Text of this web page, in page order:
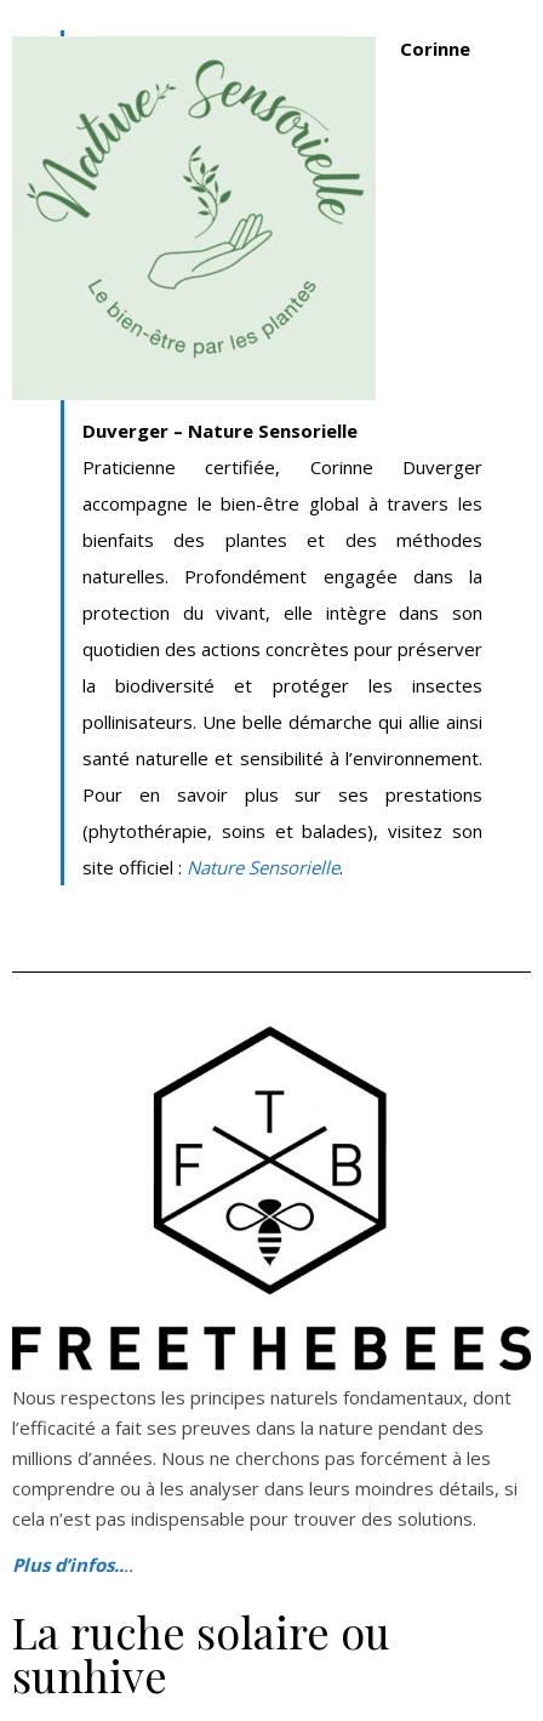
Corinne
Duverger – Nature Sensorielle
Praticienne certifiée, Corinne Duverger
accompagne le bien-être global à travers les
bienfaits des plantes et des méthodes
naturelles. Profondément engagée dans la
protection du vivant, elle intègre dans son
quotidien des actions concrètes pour préserver
la biodiversité et protéger les insectes
pollinisateurs. Une belle démarche qui allie ainsi
santé naturelle et sensibilité à l’environnement.
Pour en savoir plus sur ses prestations
(phytothérapie, soins et balades), visitez son
site officiel : Nature Sensorielle.
Nous respectons les principes naturels fondamentaux, dont
l’efficacité a fait ses preuves dans la nature pendant des
millions d’années. Nous ne cherchons pas forcément à les
comprendre ou à les analyser dans leurs moindres détails, si
cela n’est pas indispensable pour trouver des solutions.
Plus d’infos....
La ruche solaire ou
sunhive